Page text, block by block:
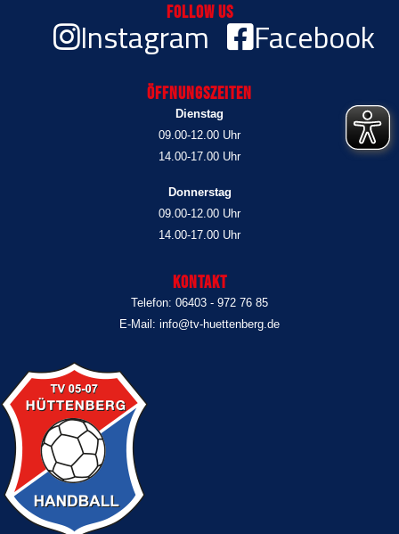
Follow Us
Instagram Facebook
Öffnungszeiten
Dienstag
09.00-12.00 Uhr
14.00-17.00 Uhr
Donnerstag
09.00-12.00 Uhr
14.00-17.00 Uhr
Kontakt
Telefon: 06403 - 972 76 85
E-Mail: info@tv-huettenberg.de